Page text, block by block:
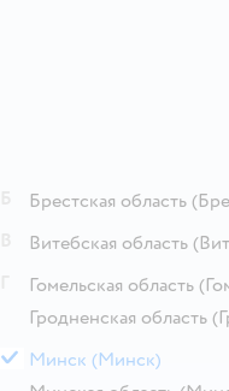
Брестская область
Витебская область
Гомельская область
Гродненская область
М Минск (Минск)